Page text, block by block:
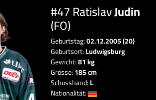
#47 RatislavJudin
(FO)
Geburtstag:02.12.2005 (20)
Geburtsort:Ludwigsburg
Gewicht:81 kg
Grösse:185 cm
Schusshand:L
Nationalität: